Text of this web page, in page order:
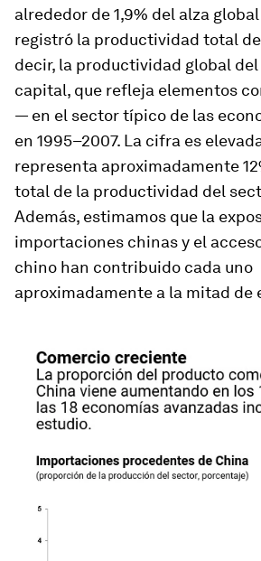
alrededor de 1,9% del alza
registró la productividad total
decir, la productividad global
capital, que refleja elementos
— en el sector típico de las
en 1995–2007. La cifra es
representa aproximadamente
total de la productividad del
Además, estimamos que la
importaciones chinas y el
chino han contribuido cada uno
aproximadamente a la mitad de